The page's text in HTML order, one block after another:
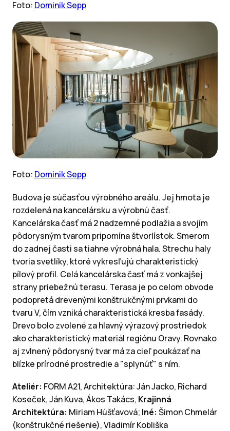
Foto: Dominik Sepp
Foto: Dominik Sepp
Budova je súčasťou výrobného areálu. Jej hmota je
rozdelená na kancelársku a výrobnú časť.
Kancelárska časť má 2 nadzemné podlažia a svojím
pôdorysným tvarom pripomína štvorlístok. Smerom
do zadnej časti sa tiahne výrobná hala. Strechu haly
tvoria svetlíky, ktoré vykresľujú charakteristický
pílový profil. Celá kancelárska časť má z vonkajšej
strany priebežnú terasu. Terasa je po celom obvode
podopretá drevenými konštrukčnými prvkami do
tvaru V, čím vzniká charakteristická kresba fasády.
Drevo bolo zvolené za hlavný výrazový prostriedok
ako charakteristický materiál regiónu Oravy. Rovnako
aj zvlnený pôdorysný tvar má za cieľ poukázať na
blízke prírodné prostredie a "splynúť" s ním.
Ateliér: FORM A21, Architektúra: Ján Jacko, Richard
Koseček, Ján Kuva, Ákos Takács, Krajinná
Architektúra: Miriam Húšťavová; Iné: Šimon Chmelár
(konštrukčné riešenie), Vladimír Kobliška